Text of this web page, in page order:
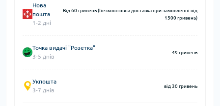
Нова
пошта
1-2 дні
Від 60 гривень (Безкоштовна доставка при замовленні від
1500 гривень)
Точка видачі "Розетка"
3-5 днів
49 гривень
Укпошта
3-7 днів
від 30 гривень